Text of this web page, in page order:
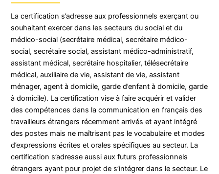
La certification s’adresse aux professionnels exerçant ou
souhaitant exercer dans les secteurs du social et du
médico-social (secrétaire médical, secrétaire médico-
social, secrétaire social, assistant médico-administratif,
assistant médical, secrétaire hospitalier, télésecrétaire
médical, auxiliaire de vie, assistant de vie, assistant
ménager, agent à domicile, garde d’enfant à domicile, garde
à domicile). La certification vise à faire acquérir et valider
des compétences dans la communication en français des
travailleurs étrangers récemment arrivés et ayant intégré
des postes mais ne maîtrisant pas le vocabulaire et modes
d’expressions écrites et orales spécifiques au secteur. La
certification s’adresse aussi aux futurs professionnels
étrangers ayant pour projet de s’intégrer dans le secteur. Le